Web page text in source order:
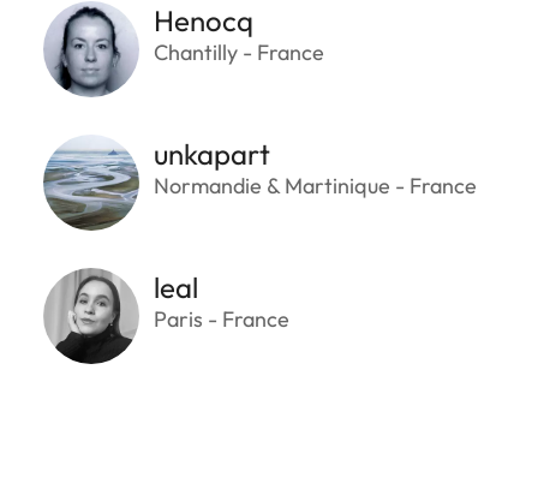
Henocq
Chantilly - France
unkapart
Normandie & Martinique - France
leal
Paris - France